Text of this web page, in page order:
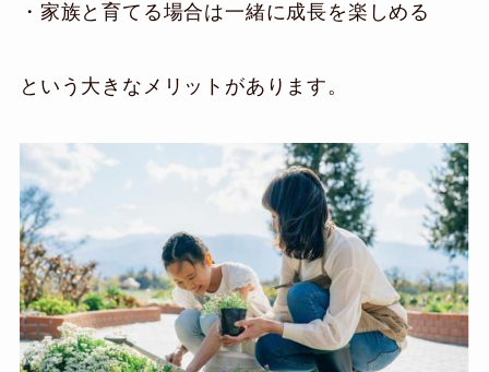
・家族と育てる場合は一緒に成長を楽しめる
という大きなメリットがあります。